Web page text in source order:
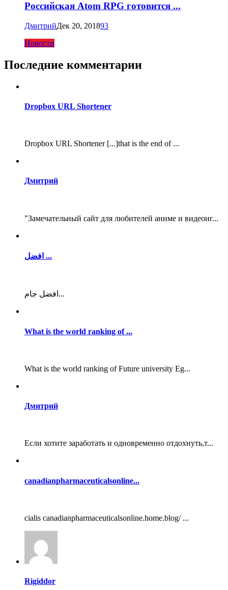
Российская Atom RPG готовится ...
ДмитрийДек 20, 201893
Новости
Последние комментарии
Dropbox URL Shortener
Dropbox URL Shortener [...]that is the end of ...
Дмитрий
"Замечательный сайт для любителей аниме и видеоиг...
افضل ...
افضل جام...
What is the world ranking of ...
What is the world ranking of Future university Eg...
Дмитрий
Если хотите заработать и одновременно отдохнуть,т...
canadianpharmaceuticalsonline...
cialis canadianpharmaceuticalsonline.home.blog/ ...
Rigiddor